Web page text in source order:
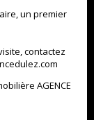
un premier
contactez
AGENCE